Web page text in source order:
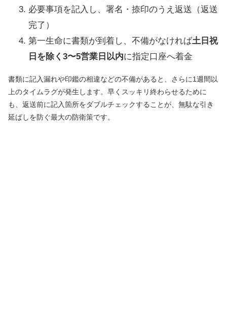
必要事項を記入し、署名・捺印のうえ返送（返送
完了）
第一生命に書類が到着し、不備がなければ土日祝
日を除く3〜5営業日以内に指定口座へ着金
書類に記入漏れや印鑑の相違などの不備があると、さらに1週間以
上のタイムラグが発生します。早くスッキリ終わらせるために
も、返送前に記入箇所をダブルチェックすることが、無駄な引き
延ばしを防ぐ最大の防衛策です。